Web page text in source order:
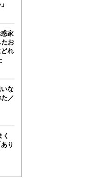
家
お
れ
な
／
く
り